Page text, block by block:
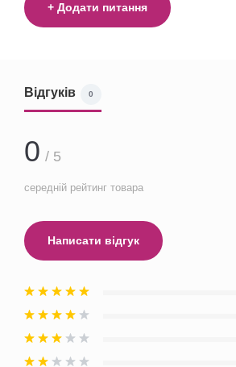
+ Додати питання
Відгуків 0
0 / 5
середній рейтинг товара
Написати відгук